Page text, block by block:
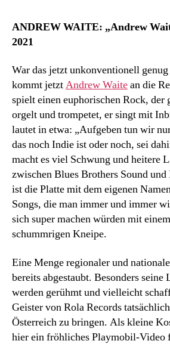
ANDREW WAITE: „Andrew
2021
War das jetzt unkonventionell
kommt jetztAndrew Waitean die
spielt einen euphorischen Rock, der
orgelt und trompetet, er singt mit
lautet in etwa: „Aufgeben tun wir
das noch Indie ist oder noch, sei
macht es viel Schwung und heitere
zwischen Blues Brothers Sound
ist die Platte mit dem eigenen
Songs, die man immer und immer
sich super machen würden mit
schummrigen Kneipe.
Eine Menge regionaler und
bereits abgestaubt. Besonders
werden gerühmt und vielleicht
Geister von Rola Records
Österreich zu bringen. Als kleine
hier ein fröhliches Playmobil-Video